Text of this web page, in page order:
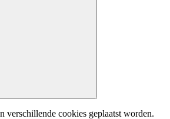
verschillende cookies geplaatst worden.